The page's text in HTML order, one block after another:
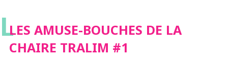
LLES AMUSE-BOUCHES DE LA
CHAIRE TRALIM #1